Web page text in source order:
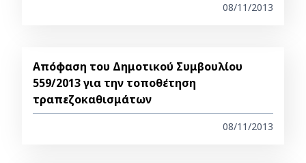
08/11/2013
Απόφαση του Δημοτικού Συμβουλίου
559/2013 για την τοποθέτηση
τραπεζοκαθισμάτων
08/11/2013